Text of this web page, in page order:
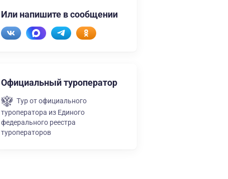
Или напишите в сообщении
Официальный туроператор
Тур от официального
туроператора из Единого
федерального реестра
туроператоров